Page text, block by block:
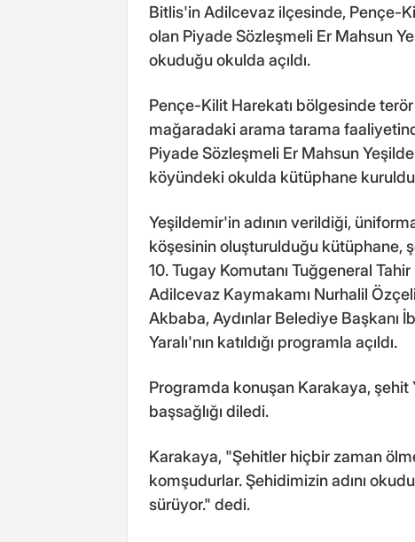
Bitlis'in Adilcevaz ilçesinde, Pençe-
olan Piyade Sözleşmeli Er Mahsun
okuduğu okulda açıldı.
Pençe-Kilit Harekatı bölgesinde
mağaradaki arama tarama
Piyade Sözleşmeli Er Mahsun
köyündeki okulda kütüphane
Yeşildemir'in adının verildiği,
köşesinin oluşturulduğu kütüphane,
10. Tugay Komutanı Tuğgeneral
Adilcevaz Kaymakamı Nurhalil
Akbaba, Aydınlar Belediye Başkanı
Yaralı'nın katıldığı programla açıldı.
Programda konuşan Karakaya,
başsağlığı diledi.
Karakaya, "Şehitler hiçbir zaman
komşudurlar. Şehidimizin adını
sürüyor." dedi.